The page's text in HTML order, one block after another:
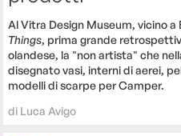
Al Vitra Design Museum, vicino a
Things, prima grande
olandese, la "non artista" che
disegnato vasi, interni di aerei,
modelli di scarpe per Camper.
di Luca Avigo